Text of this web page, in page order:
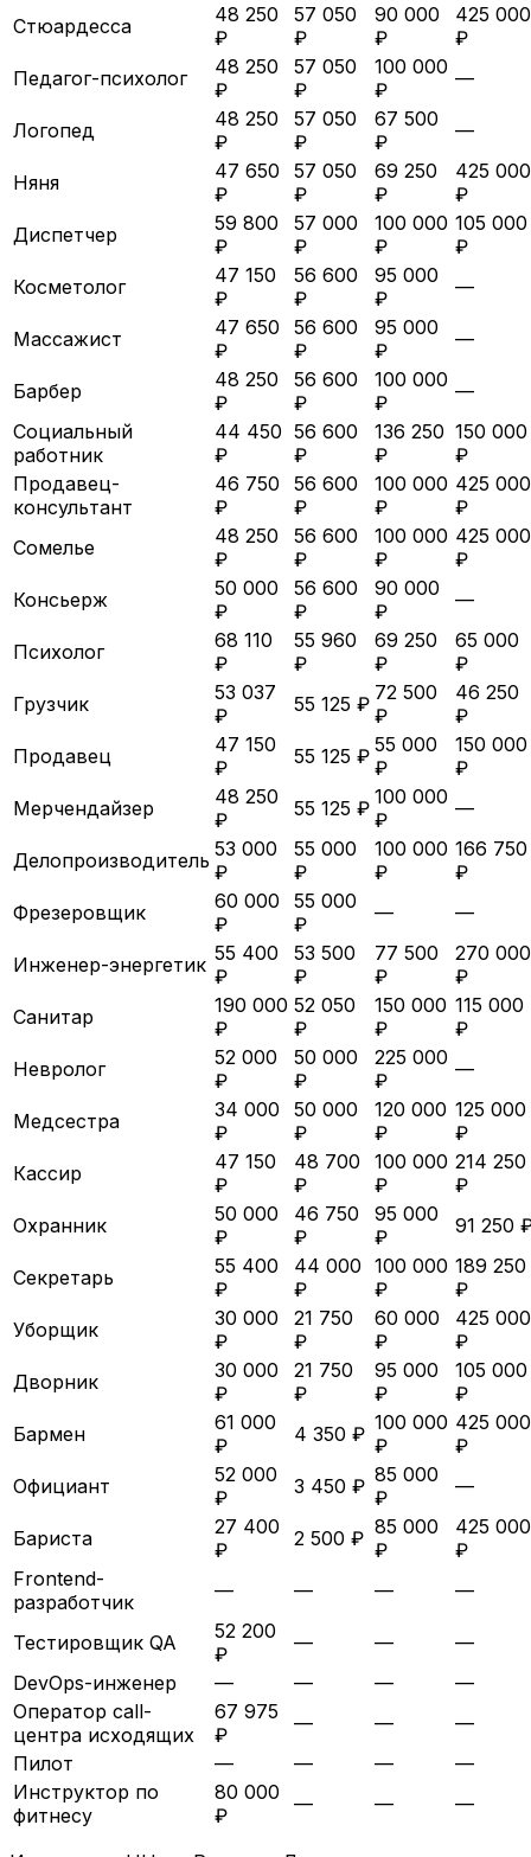
Стюардесса
48 250
₽
57 050
₽
90 000
₽
425 000
₽
Педагог-психолог
48 250
₽
57 050
₽
100 000
₽
—
Логопед
48 250
₽
57 050
₽
67 500
₽
—
Няня
47 650
₽
57 050
₽
69 250
₽
425 000
₽
Диспетчер
59 800
₽
57 000
₽
100 000
₽
105 000
₽
Косметолог
47 150
₽
56 600
₽
95 000
₽
—
Массажист
47 650
₽
56 600
₽
95 000
₽
—
Барбер
48 250
₽
56 600
₽
100 000
₽
—
Социальный
работник
44 450
₽
56 600
₽
136 250
₽
150 000
₽
Продавец-
консультант
46 750
₽
56 600
₽
100 000
₽
425 000
₽
Сомелье
48 250
₽
56 600
₽
100 000
₽
425 000
₽
Консьерж
50 000
₽
56 600
₽
90 000
₽
—
Психолог
68 110
₽
55 960
₽
69 250
₽
65 000
₽
Грузчик
53 037
₽
55 125 ₽ 72 500
₽
46 250
₽
Продавец
47 150
₽
55 125 ₽ 55 000
₽
150 000
₽
Мерчендайзер
48 250
₽
55 125 ₽ 100 000
₽
—
Делопроизводитель 53 000
₽
55 000
₽
100 000
₽
166 750
₽
Фрезеровщик
60 000
₽
55 000
₽
— —
Инженер-энергетик 55 400
₽
53 500
₽
77 500
₽
270 000
₽
Санитар
190 000
₽
52 050
₽
150 000
₽
115 000
₽
Невролог
52 000
₽
50 000
₽
225 000
₽
—
Медсестра
34 000
₽
50 000
₽
120 000
₽
125 000
₽
Кассир
47 150
₽
48 700
₽
100 000
₽
214 250
₽
Охранник
50 000
₽
46 750
₽
95 000
₽
91 250
Секретарь
55 400
₽
44 000
₽
100 000
₽
189 250
₽
Уборщик
30 000
₽
21 750
₽
60 000
₽
425 000
₽
Дворник
30 000
₽
21 750
₽
95 000
₽
105 000
₽
Бармен
61 000
₽
4 350 ₽ 100 000
₽
425 000
₽
Официант
52 000
₽
3 450 ₽ 85 000
₽
—
Бариста
27 400
₽
2 500 ₽ 85 000
₽
425 000
₽
Frontend-
разработчик
— — — —
Тестировщик QA
52 200
₽
— —
—
DevOps-инженер
— — —
—
Оператор call-
центра исходящих
67 975
₽
— —
—
Пилот
— — —
—
Инструктор по
фитнесу
80 000
₽
— — —